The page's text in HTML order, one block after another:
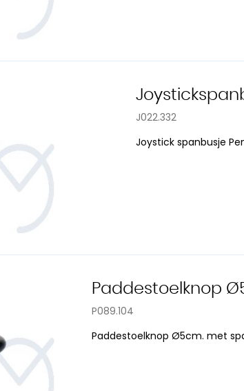
J022.332
Joystick spanbusje
Paddestoelknop
P089.104
Paddestoelknop Ø5cm. met